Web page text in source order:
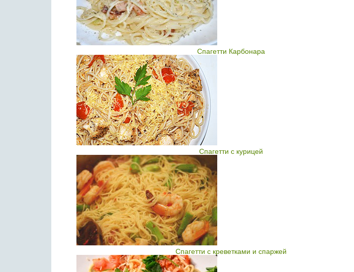
Спагетти Карбонара
Спагетти с курицей
Спагетти с креветками и спаржей